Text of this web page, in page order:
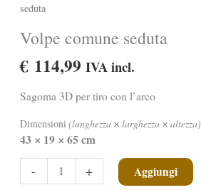
seduta
Volpe comune seduta
€ 114,99 IVA incl.
Sagoma 3D per tiro con l’arco
Dimensioni (lunghezza ✕ larghezza ✕ altezza)
43 ✕ 19 ✕ 65 cm
-
comune
+ Aggiungi